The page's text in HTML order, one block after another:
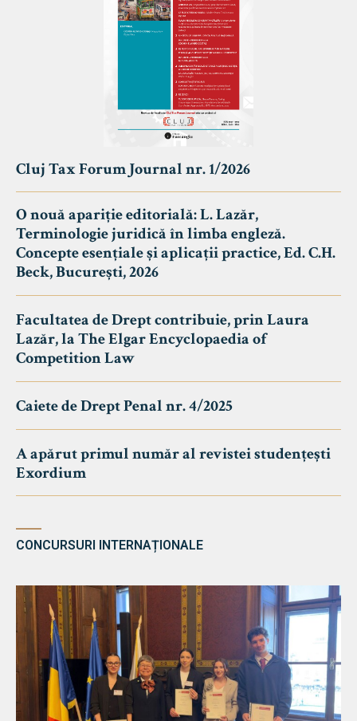
Cluj Tax Forum Journal nr. 1/2026
O nouă apariție editorială: L. Lazăr,
Terminologie juridică în limba engleză.
Concepte esențiale și aplicații practice, Ed. C.H.
Beck, București, 2026
Facultatea de Drept contribuie, prin Laura
Lazăr, la The Elgar Encyclopaedia of
Competition Law
Caiete de Drept Penal nr. 4/2025
A apărut primul număr al revistei studențești
Exordium
CONCURSURI INTERNAȚIONALE